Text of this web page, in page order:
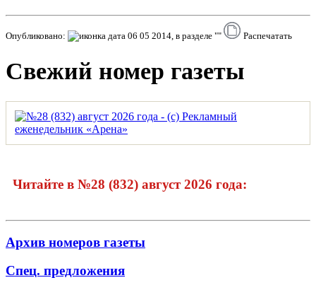
Опубликовано: 06 05 2014, в разделе "" Распечатать
Свежий номер газеты
Читайте в №28 (832) август 2026 года:
Архив номеров газеты
Спец. предложения